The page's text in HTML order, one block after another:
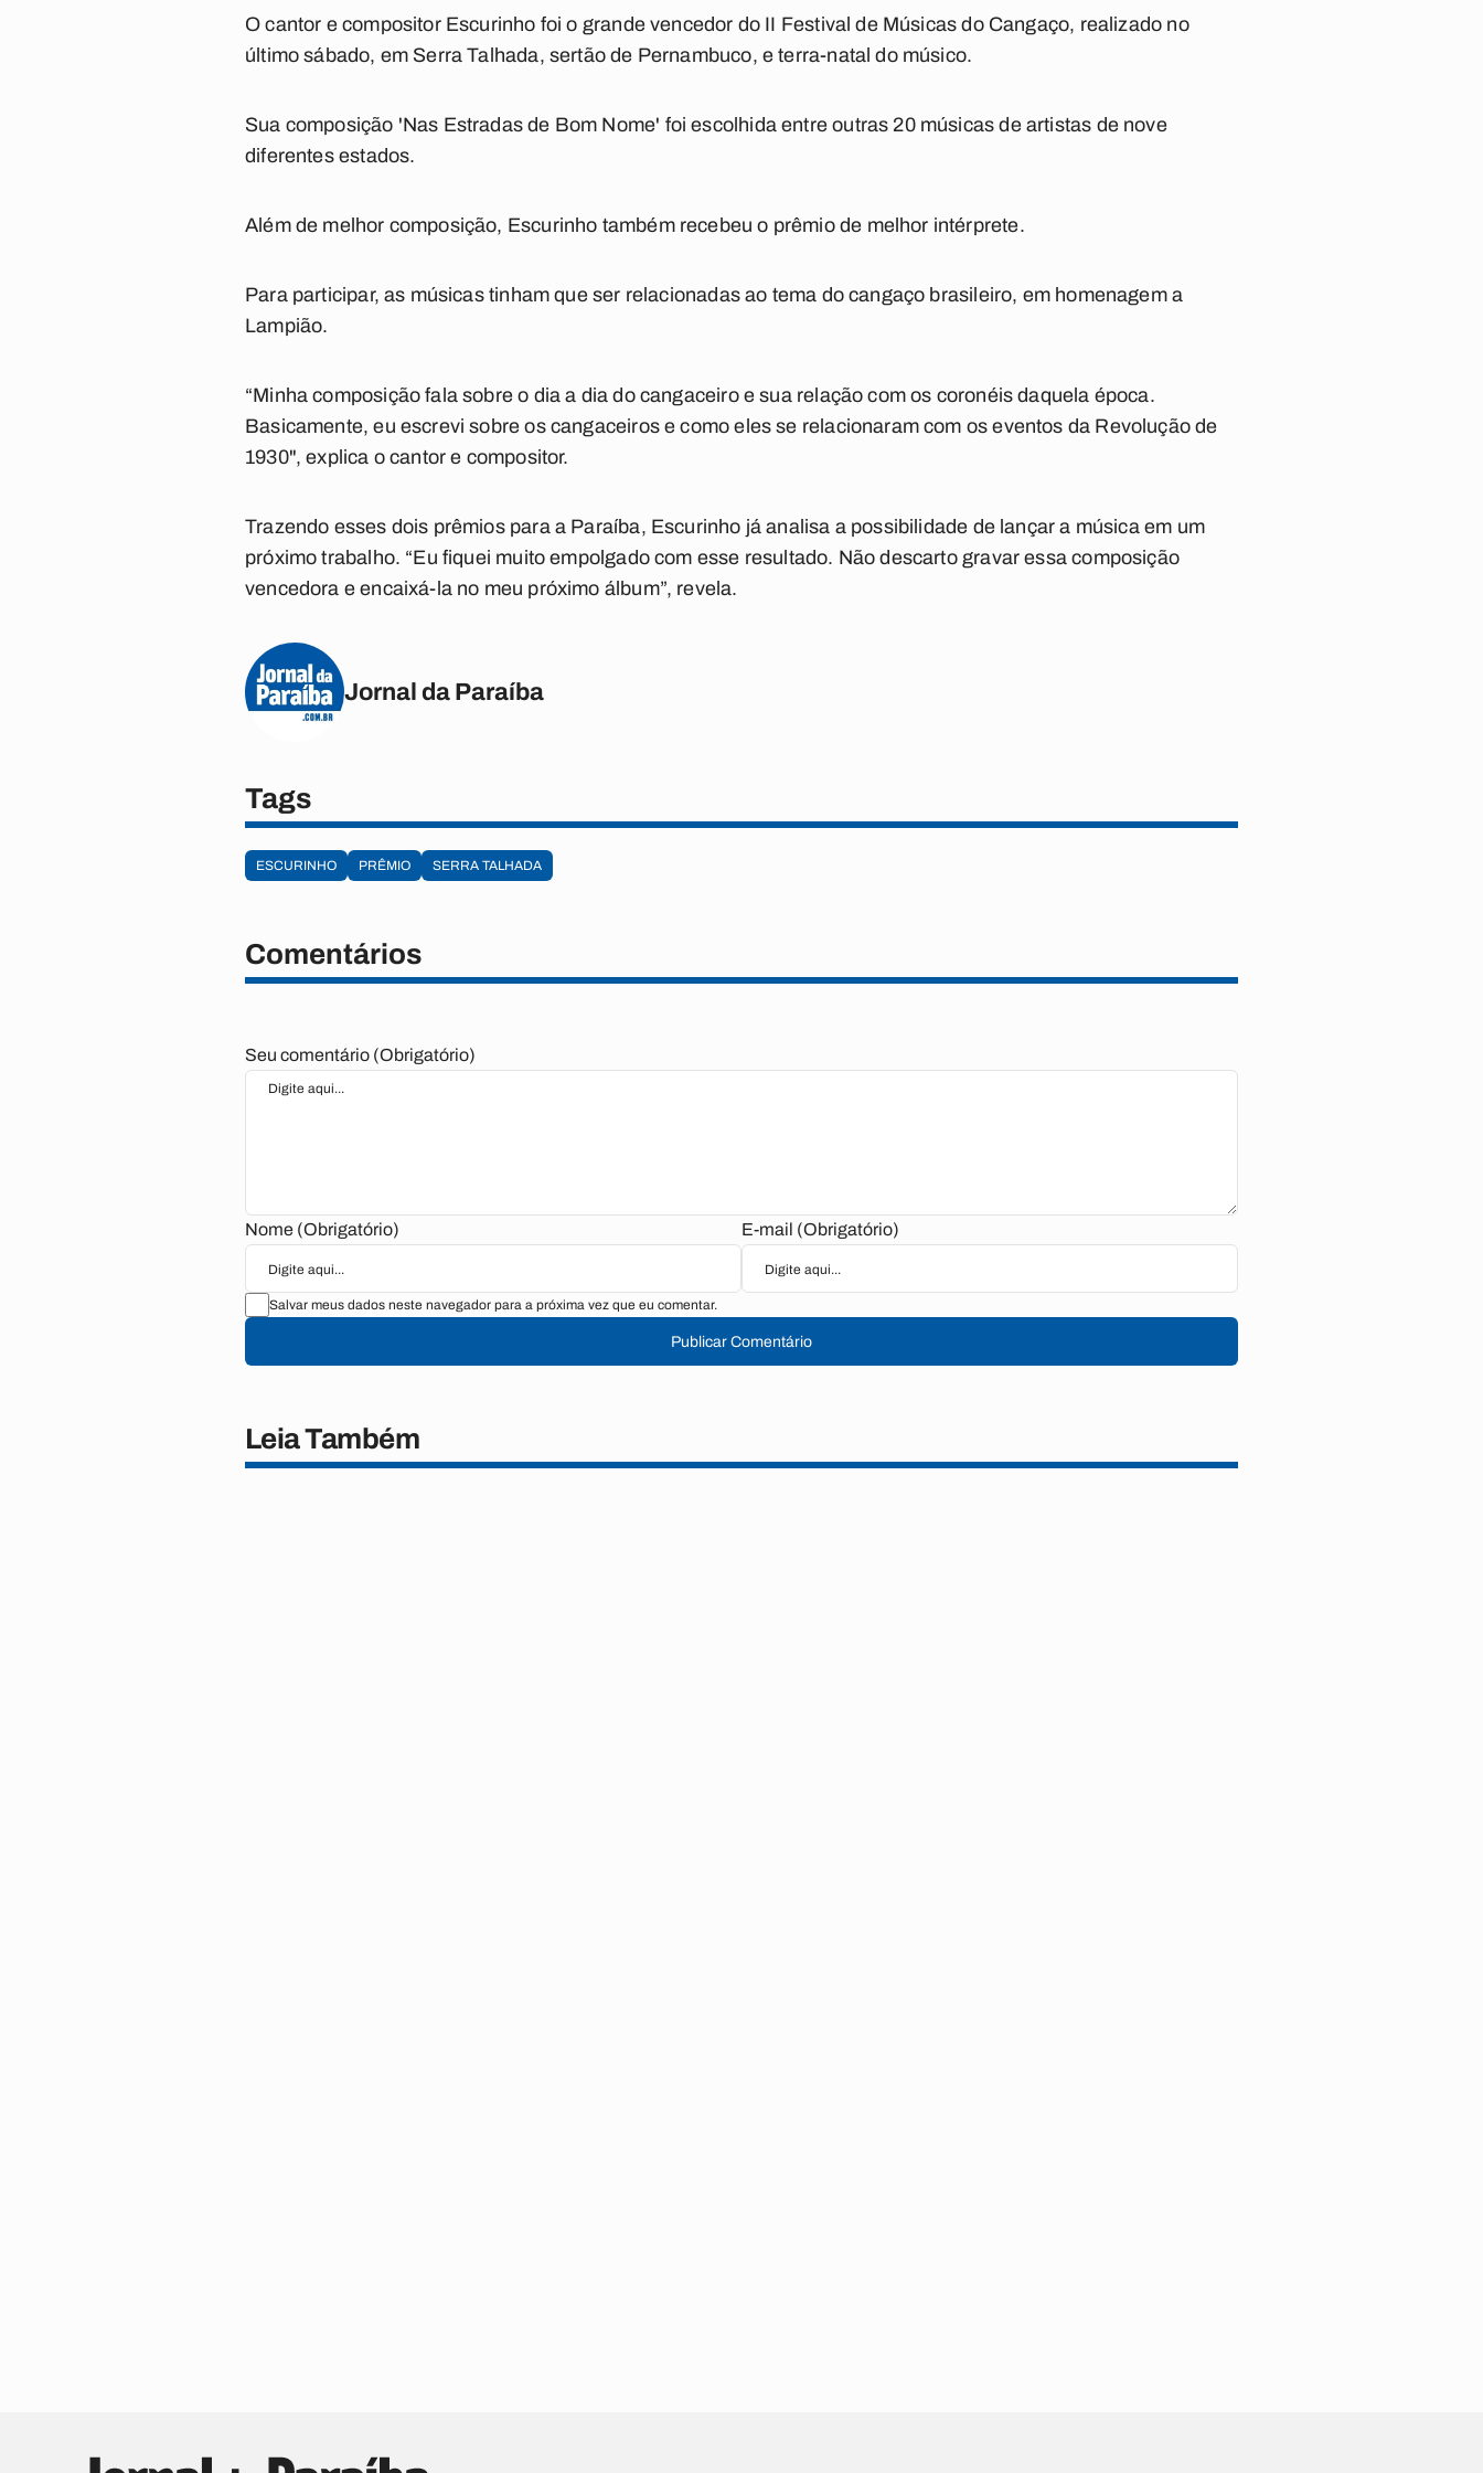
O cantor e compositor Escurinho foi o grande vencedor do II Festival de Músicas do Cangaço, realizado no
último sábado, em Serra Talhada, sertão de Pernambuco, e terra-natal do músico.
Sua composição 'Nas Estradas de Bom Nome' foi escolhida entre outras 20 músicas de artistas de nove
diferentes estados.
Além de melhor composição, Escurinho também recebeu o prêmio de melhor intérprete.
Para participar, as músicas tinham que ser relacionadas ao tema do cangaço brasileiro, em homenagem a
Lampião.
“Minha composição fala sobre o dia a dia do cangaceiro e sua relação com os coronéis daquela época.
Basicamente, eu escrevi sobre os cangaceiros e como eles se relacionaram com os eventos da Revolução de
1930", explica o cantor e compositor.
Trazendo esses dois prêmios para a Paraíba, Escurinho já analisa a possibilidade de lançar a música em um
próximo trabalho. “Eu fiquei muito empolgado com esse resultado. Não descarto gravar essa composição
vencedora e encaixá-la no meu próximo álbum”, revela.
Jornal da Paraíba
Tags
ESCURINHO PRÊMIO SERRA TALHADA
Comentários
Seu comentário (Obrigatório)
Nome (Obrigatório) E-mail (Obrigatório)
Salvar meus dados neste navegador para a próxima vez que eu comentar.
Publicar Comentário
Leia Também